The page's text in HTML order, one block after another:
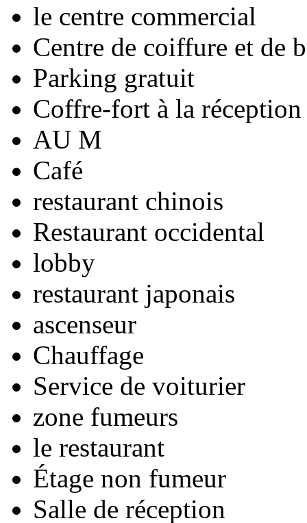
le centre commercial
Centre de coiffure et de
Parking gratuit
Coffre-fort à la réception
AU M
Café
restaurant chinois
Restaurant occidental
lobby
restaurant japonais
ascenseur
Chauffage
Service de voiturier
zone fumeurs
le restaurant
Étage non fumeur
Salle de réception